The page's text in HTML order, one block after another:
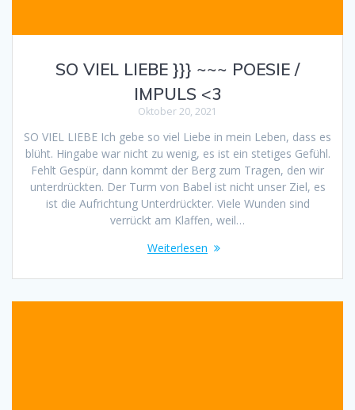
SO VIEL LIEBE }}} ~~~ POESIE /
IMPULS <3
Oktober 20, 2021
SO VIEL LIEBE Ich gebe so viel Liebe in mein Leben, dass es
blüht. Hingabe war nicht zu wenig, es ist ein stetiges Gefühl.
Fehlt Gespür, dann kommt der Berg zum Tragen, den wir
unterdrückten. Der Turm von Babel ist nicht unser Ziel, es
ist die Aufrichtung Unterdrückter. Viele Wunden sind
verrückt am Klaffen, weil…
Weiterlesen